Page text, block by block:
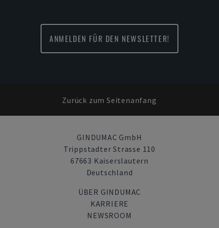
ANMELDEN FÜR DEN NEWSLETTER!
Zurück zum Seitenanfang
GINDUMAC GmbH
Trippstadter Strasse 110
67663 Kaiserslautern
Deutschland
ÜBER GINDUMAC
KARRIERE
NEWSROOM